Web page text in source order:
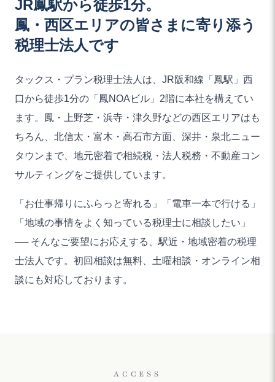
JR鳳駅から徒歩1分。
鳳・西区エリアの皆さまに寄り添う
税理士法人です
タックス・プラン税理士法人は、JR阪和線「鳳駅」西
口から徒歩1分の「鳳NOAビル」2階に本社を構えてい
ます。鳳・上野芝・浜寺・津久野などの西区エリアはも
ちろん、北信太・富木・高石市方面、深井・泉北ニュー
タウンまで、地元密着で相続税・法人税務・不動産コン
サルティングをご提供しています。
「お仕事帰りにふらっと寄れる」「電車一本で行ける」
「地域の事情をよく知っている税理士に相談したい」
── そんなご要望にお応えする、駅近・地域密着の税理
士法人です。初回相談は無料、土曜相談・オンライン相
談にも対応しております。
ACCESS